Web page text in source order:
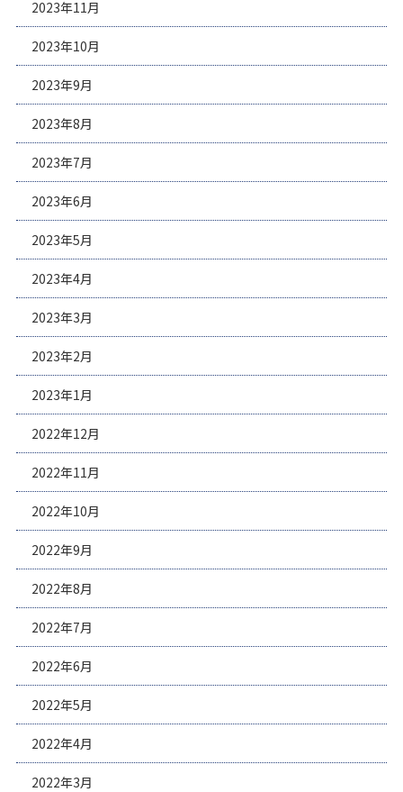
2023年11月
2023年10月
2023年9月
2023年8月
2023年7月
2023年6月
2023年5月
2023年4月
2023年3月
2023年2月
2023年1月
2022年12月
2022年11月
2022年10月
2022年9月
2022年8月
2022年7月
2022年6月
2022年5月
2022年4月
2022年3月